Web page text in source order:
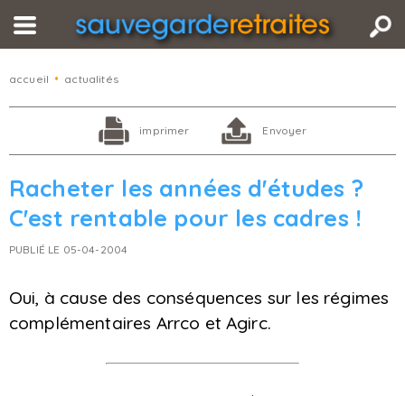
accueil • actualités
imprimer Envoyer
Racheter les années d'études ?
C'est rentable pour les cadres !
PUBLIÉ LE 05-04-2004
Oui, à cause des conséquences sur les régimes
complémentaires Arrco et Agirc.